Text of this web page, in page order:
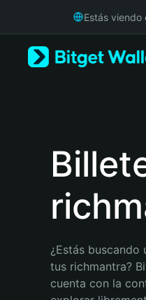
Русский
Português (Portugal)
Bahasa Indonesia
Português (Brasil)
Estás viendo
¿Estás
tus richmantra?
cuenta con la